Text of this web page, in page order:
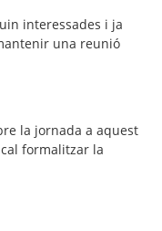
interessades i ja
una reunió
la jornada a aquest
formalitzar la